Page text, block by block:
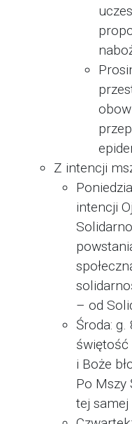
Z intencji
intencji
– od
Środa: g.
świętość
i Boże
Po Mszy
tej samej